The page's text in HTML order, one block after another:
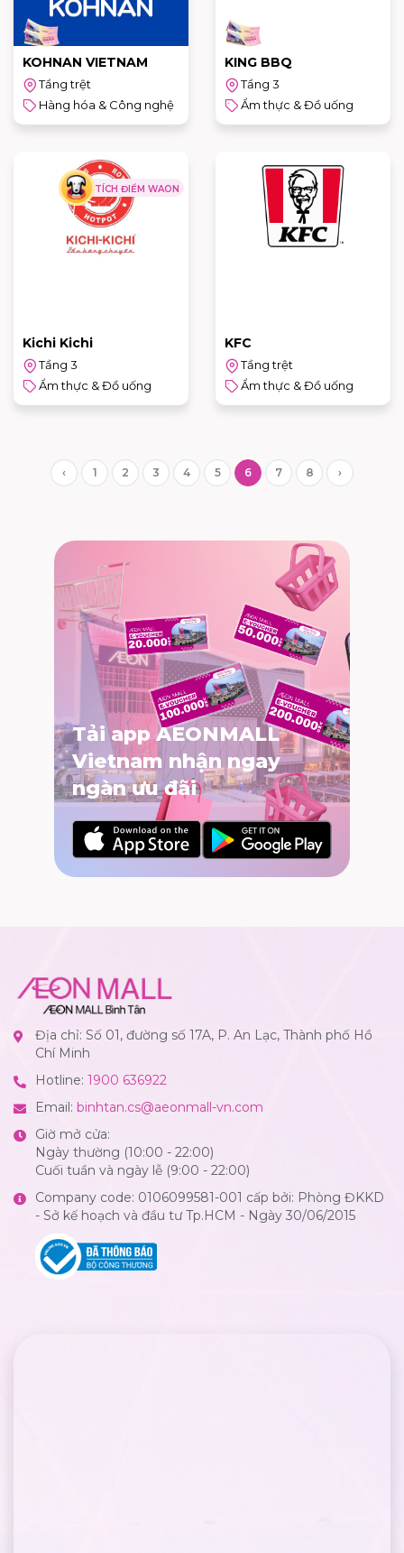
KOHNAN VIETNAM
Tầng trệt
Hàng hóa & Công nghệ
KING BBQ
Tầng 3
Ẩm thực & Đồ uống
TÍCH ĐIỂM WAON
Kichi Kichi
Tầng 3
Ẩm thực & Đồ uống
KFC
Tầng trệt
Ẩm thực & Đồ uống
‹ 1 2 3 4 5 6 7 8 ›
Tải app AEONMALL
Vietnam nhận ngay
ngàn ưu đãi
Địa chỉ: Số 01, đường số 17A, P. An Lạc, Thành phố Hồ
Chí Minh
Hotline: 1900 636922
Email: binhtan.cs@aeonmall-vn.com
Giờ mở cửa:
Ngày thường (10:00 - 22:00)
Cuối tuần và ngày lễ (9:00 - 22:00)
Company code: 0106099581-001 cấp bởi: Phòng ĐKKD
- Sở kế hoạch và đầu tư Tp.HCM - Ngày 30/06/2015